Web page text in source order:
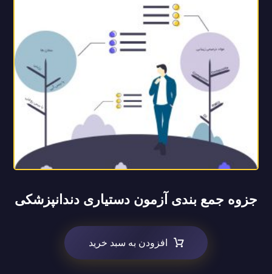
جزوه جمع بندی آزمون دستیاری دندانپزشکی
افزودن به سبد خرید